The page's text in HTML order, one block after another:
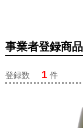
事業者登録商品
登録数 1 件